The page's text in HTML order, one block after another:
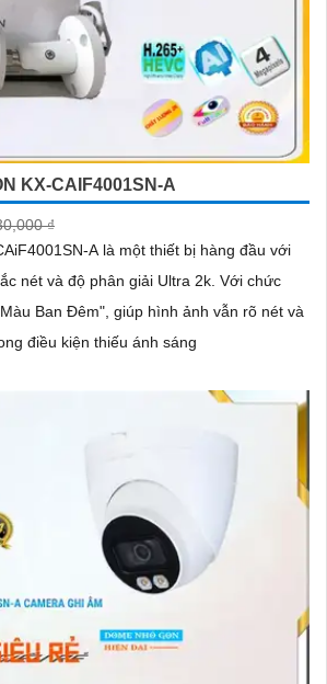
KX-CAIF4001SN-A
₫
A là một thiết bị hàng đầu với
và độ phân giải Ultra 2k. Với chức
Ban Đêm", giúp hình ảnh vẫn rõ nét và
điều kiện thiếu ánh sáng